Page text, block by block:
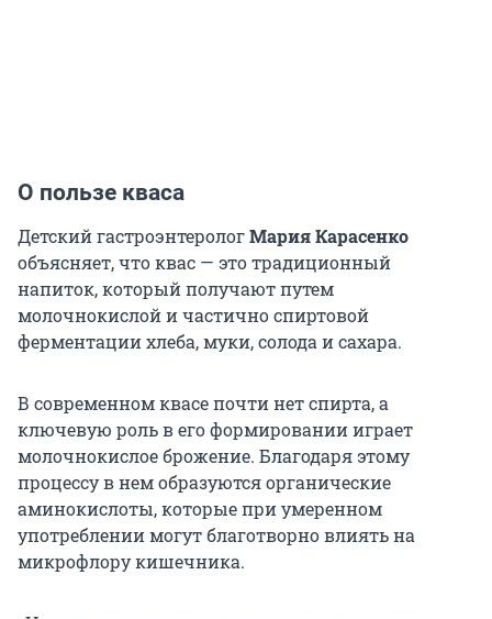
О пользе кваса
Детский гастроэнтерологМария Карасенко
объясняет, что квас — это традиционный
напиток, который получают путем
молочнокислой и частично спиртовой
ферментации хлеба, муки, солода и сахара.
В современном квасе почти нет спирта, а
ключевую роль в его формировании играет
молочнокислое брожение. Благодаря этому
процессу в нем образуются органические
аминокислоты, которые при умеренном
употреблении могут благотворно влиять на
микрофлору кишечника.